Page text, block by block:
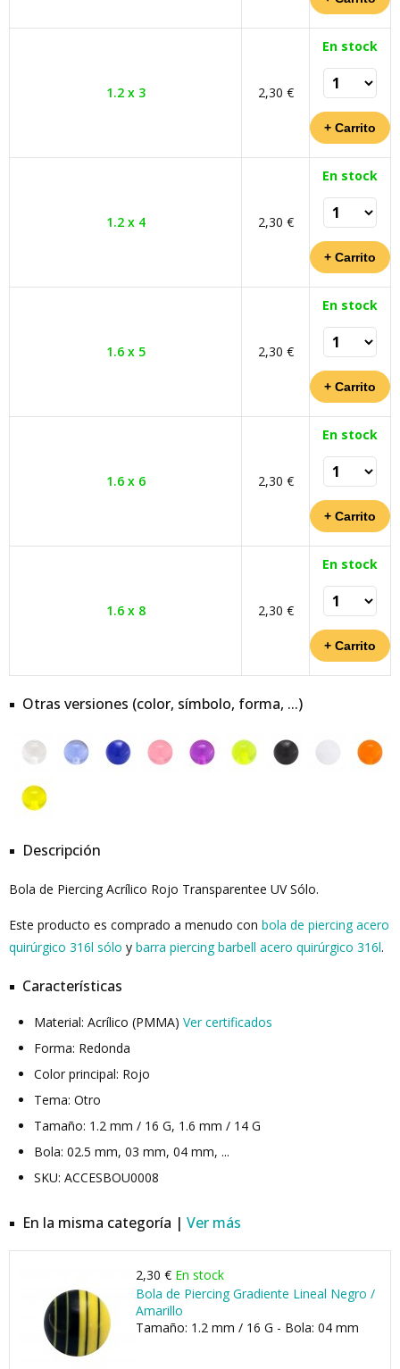
1.2 x 3 2,30 €
En stock
1.2 x 4 2,30 €
En stock
1.6 x 5 2,30 €
En stock
1.6 x 6 2,30 €
En stock
1.6 x 8 2,30 €
En stock
Otras versiones (color, símbolo, forma, ...)
Descripción
Bola de Piercing Acrílico Rojo Transparentee UV Sólo.
Este producto es comprado a menudo con bola de piercing acero
quirúrgico 316l sólo y barra piercing barbell acero quirúrgico 316l.
Características
Material: Acrílico (PMMA) Ver certificados
Forma: Redonda
Color principal: Rojo
Tema: Otro
Tamaño: 1.2 mm / 16 G, 1.6 mm / 14 G
Bola: 02.5 mm, 03 mm, 04 mm, ...
SKU: ACCESBOU0008
En la misma categoría | Ver más
2,30 € En stock
Bola de Piercing Gradiente Lineal Negro /
Amarillo
Tamaño: 1.2 mm / 16 G - Bola: 04 mm